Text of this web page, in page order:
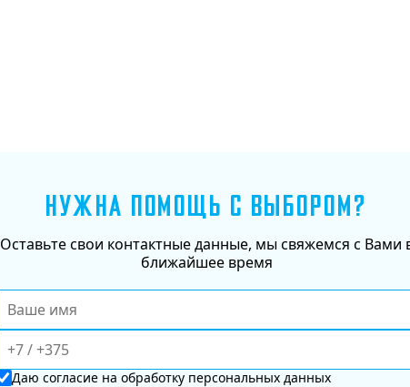
НУЖНА ПОМОЩЬ С ВЫБОРОМ?
Оставьте свои контактные данные, мы свяжемся с Вами
ближайшее время
Даю согласиена обработку персональных данных